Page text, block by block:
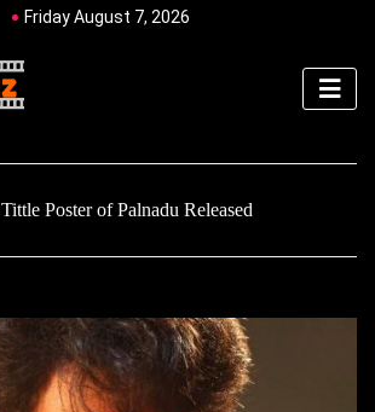
Friday August 7, 2026
Tittle Poster of Palnadu Released